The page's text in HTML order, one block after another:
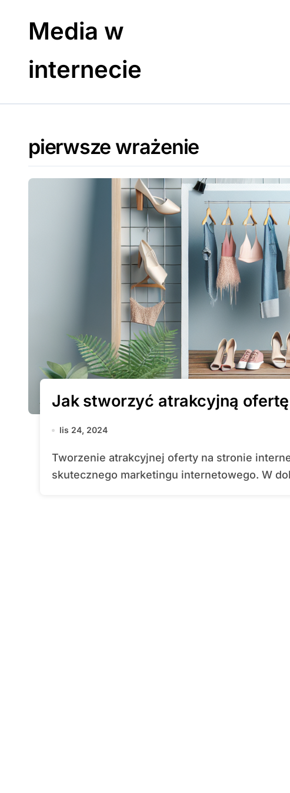
Media w
internecie
pierwsze wrażenie
Jak stworzyć atrakcyjną
lis 24, 2024
Tworzenie atrakcyjnej oferty na stronie internetowej to kluczowy element
skutecznego marketingu internetowego. W